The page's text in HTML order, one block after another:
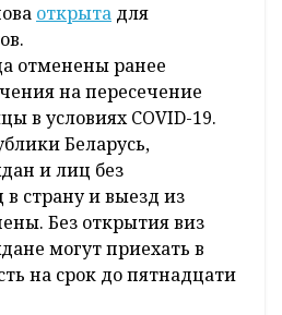
открыта для
отменены ранее
на пересечение
в условиях COVID-19.
Беларусь,
и лиц без
в страну и выезд из
Без открытия виз
могут приехать в
на срок до пятнадцати